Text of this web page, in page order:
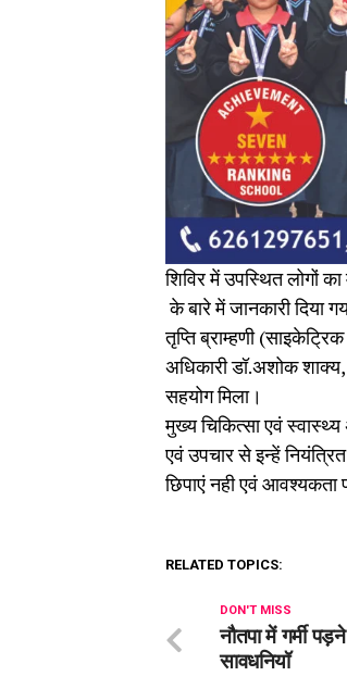
शिविर में उपस्थित लोगों
के बारे में जानकारी दिया
तृप्ति ब्राम्हणी
अधिकारी डॉ.अशोक
सहयोग मिला।
मुख्य चिकित्सा एवं स्वास्थ्य
एवं उपचार से इन्हें
छिपाएं नही एवं
RELATED TOPICS:
DON'T MISS
नौतपा में गर्मी
सावधनियॉ